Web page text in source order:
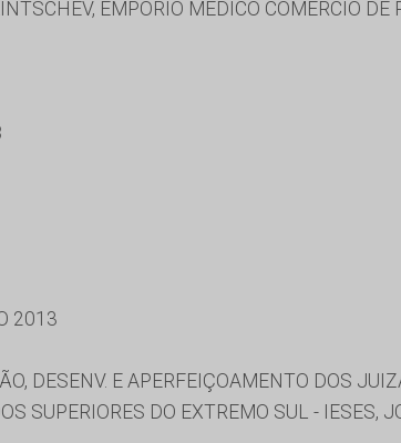
EMPORIO MEDICO COMERCIO
2013
DESENV. E APERFEIÇOAMENTO DOS
SUPERIORES DO EXTREMO SUL - IESES,